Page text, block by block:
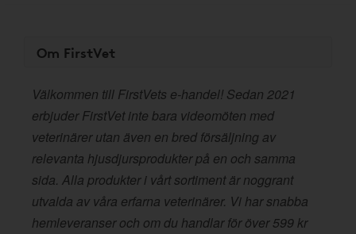
Om FirstVet
Välkommen till FirstVets e-handel! Sedan 2021
erbjuder FirstVet inte bara videomöten med
veterinärer utan även en bred försäljning av
relevanta hjusdjursprodukter på en och samma
sida. Alla produkter i vårt sortiment är noggrant
utvalda av våra erfarna veterinärer. Vi har snabba
hemleveranser och om du handlar för över 599 kr